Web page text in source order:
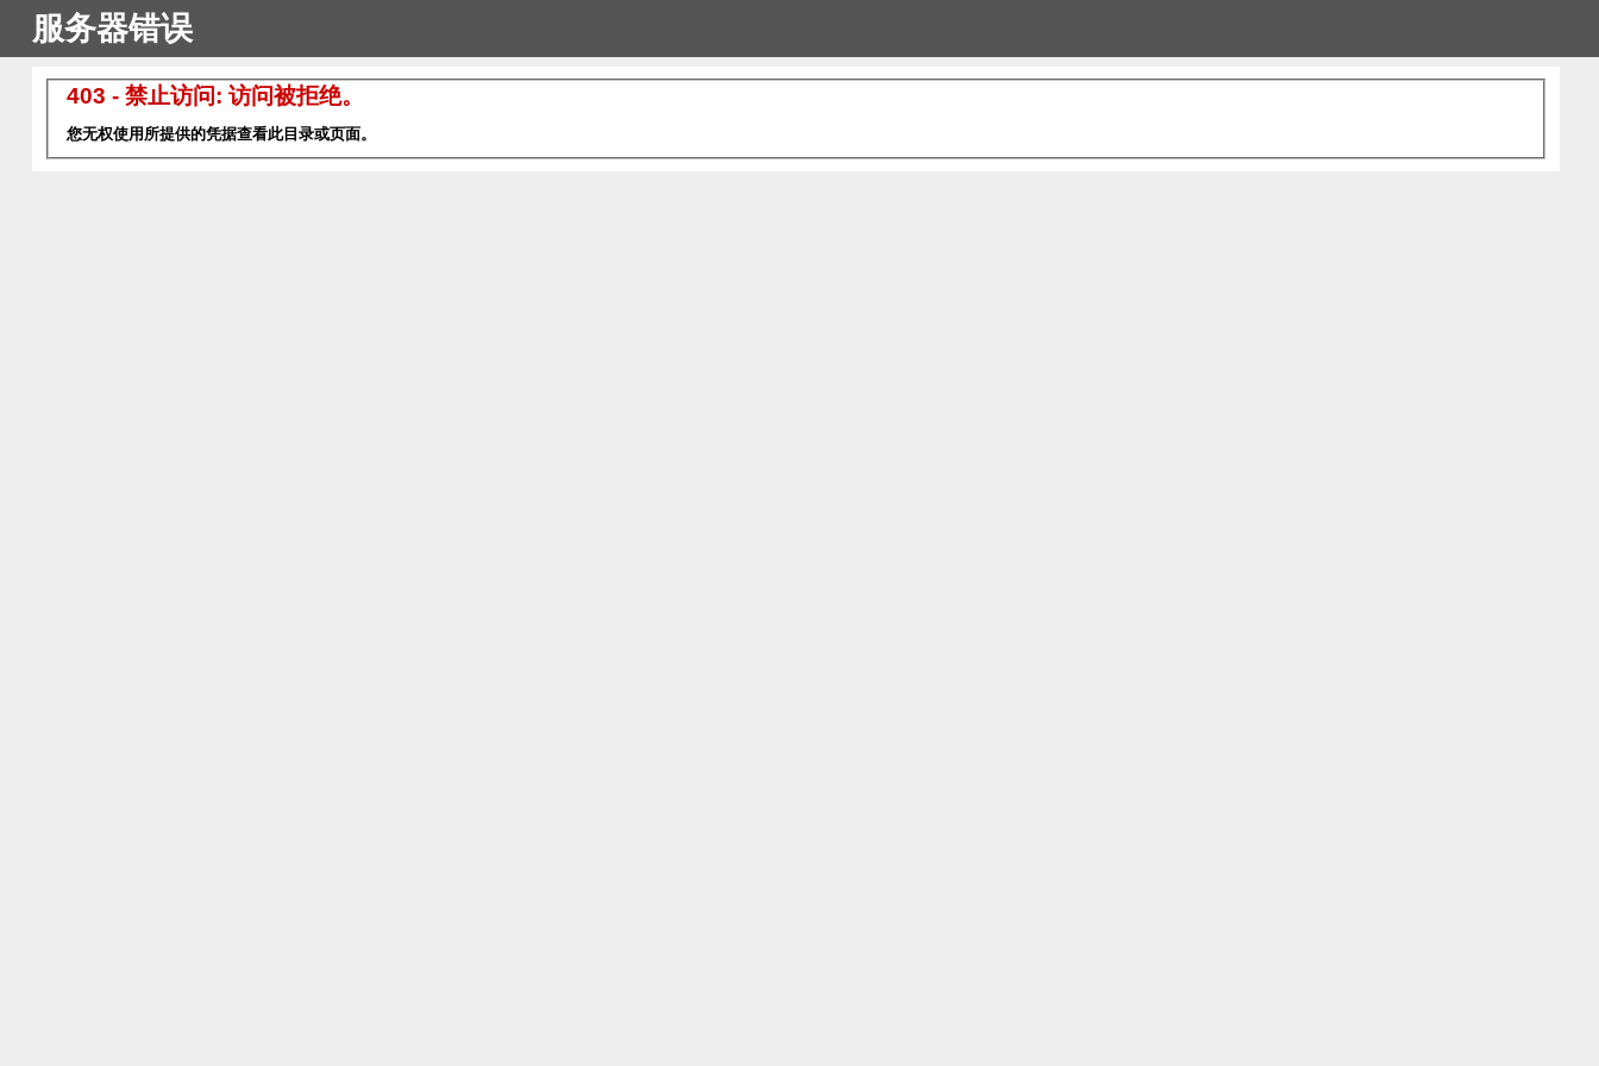
服务器错误
403 - 禁止访问: 访问被拒绝。
您无权使用所提供的凭据查看此目录或页面。